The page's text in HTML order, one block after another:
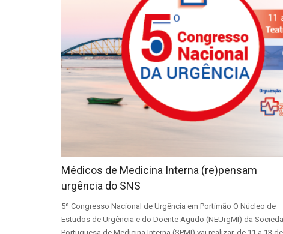
Médicos de Medicina Interna (re)pensam
urgência do SNS
5º Congresso Nacional de Urgência em Portimão O Núcleo de
Estudos de Urgência e do Doente Agudo (NEUrgMI) da